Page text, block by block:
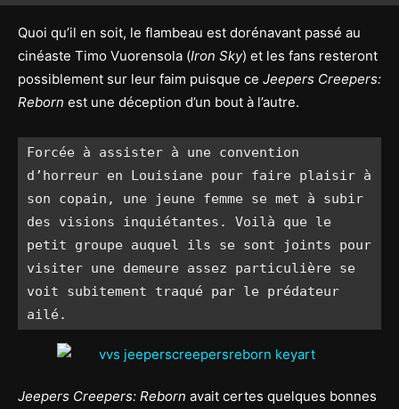
Quoi qu’il en soit, le flambeau est dorénavant passé au
cinéaste Timo Vuorensola (Iron Sky) et les fans resteront
possiblement sur leur faim puisque ce Jeepers Creepers:
Reborn est une déception d’un bout à l’autre.
Forcée à assister à une convention
d’horreur en Louisiane pour faire plaisir à
son copain, une jeune femme se met à subir
des visions inquiétantes. Voilà que le
petit groupe auquel ils se sont joints pour
visiter une demeure assez particulière se
voit subitement traqué par le prédateur
ailé.
Jeepers Creepers: Reborn avait certes quelques bonnes